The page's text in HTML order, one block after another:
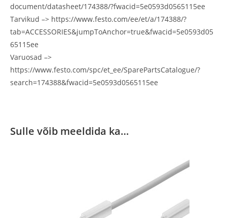
document/datasheet/174388/?fwacid=5e0593d0565115ee
Tarvikud –> https://www.festo.com/ee/et/a/174388/?
tab=ACCESSORIES&jumpToAnchor=true&fwacid=5e0593d05
65115ee
Varuosad –>
https://www.festo.com/spc/et_ee/SparePartsCatalogue/?
search=174388&fwacid=5e0593d0565115ee
Sulle võib meeldida ka…